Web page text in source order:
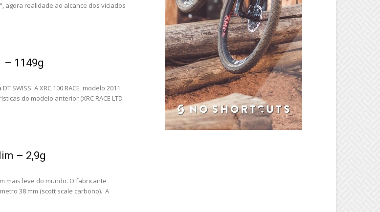
agora realidade ao alcance dos viciados
– 1149g
SWISS. A XRC 100 RACE modelo 2011
do modelo anterior (XRC RACE LTD
– 2,9g
mais leve do mundo. O fabricante
38 mm (scott scale carbono). A